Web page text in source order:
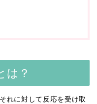
は？
れに対して反応を受け取